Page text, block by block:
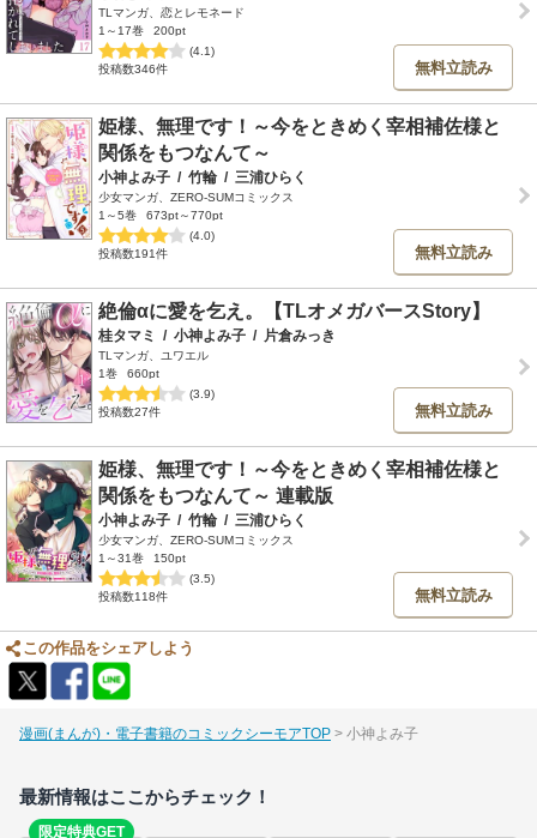
TLマンガ、恋とレモネード
1～17巻
200pt
(4.1)
投稿数346件
無料立読み
姫様、無理です！～今をときめく宰相補佐様と
関係をもつなんて～
小神よみ子 / 竹輪 / 三浦ひらく
少女マンガ、ZERO-SUMコミックス
1～5巻
673pt～770pt
(4.0)
投稿数191件
無料立読み
絶倫αに愛を乞え。【TLオメガバースStory】
桂タマミ / 小神よみ子 / 片倉みっき
TLマンガ、ユワエル
1巻
660pt
(3.9)
投稿数27件
無料立読み
姫様、無理です！～今をときめく宰相補佐様と
関係をもつなんて～ 連載版
小神よみ子 / 竹輪 / 三浦ひらく
少女マンガ、ZERO-SUMコミックス
1～31巻
150pt
(3.5)
投稿数118件
無料立読み
この作品をシェアしよう
漫画(まんが)・電子書籍のコミックシーモアTOP 小神よみ子
最新情報はここからチェック！
限定特典GET